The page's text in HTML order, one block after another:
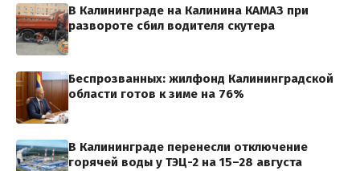
В Калининграде на Калинина КАМАЗ при
развороте сбил водителя скутера
Беспрозванных: жилфонд Калининградской
области готов к зиме на 76%
В Калининграде перенесли отключение
горячей воды у ТЭЦ-2 на 15–28 августа